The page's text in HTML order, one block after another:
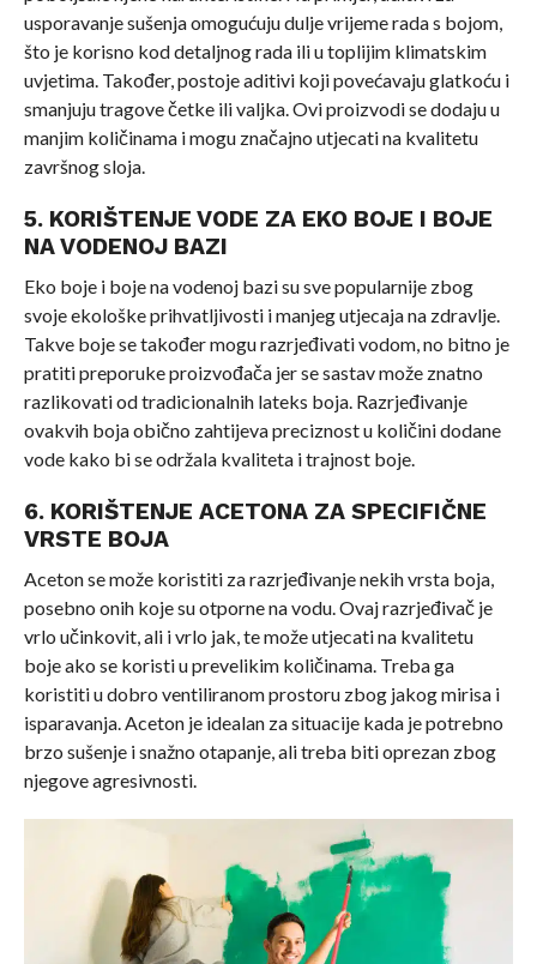
usporavanje sušenja omogućuju dulje vrijeme rada s bojom,
što je korisno kod detaljnog rada ili u toplijim klimatskim
uvjetima. Također, postoje aditivi koji povećavaju glatkoću i
smanjuju tragove četke ili valjka. Ovi proizvodi se dodaju u
manjim količinama i mogu značajno utjecati na kvalitetu
završnog sloja.
5. KORIŠTENJE VODE ZA EKO BOJE I BOJE
NA VODENOJ BAZI
Eko boje i boje na vodenoj bazi su sve popularnije zbog
svoje ekološke prihvatljivosti i manjeg utjecaja na zdravlje.
Takve boje se također mogu razrjeđivati vodom, no bitno je
pratiti preporuke proizvođača jer se sastav može znatno
razlikovati od tradicionalnih lateks boja. Razrjeđivanje
ovakvih boja obično zahtijeva preciznost u količini dodane
vode kako bi se održala kvaliteta i trajnost boje.
6. KORIŠTENJE ACETONA ZA SPECIFIČNE
VRSTE BOJA
Aceton se može koristiti za razrjeđivanje nekih vrsta boja,
posebno onih koje su otporne na vodu. Ovaj razrjeđivač je
vrlo učinkovit, ali i vrlo jak, te može utjecati na kvalitetu
boje ako se koristi u prevelikim količinama. Treba ga
koristiti u dobro ventiliranom prostoru zbog jakog mirisa i
isparavanja. Aceton je idealan za situacije kada je potrebno
brzo sušenje i snažno otapanje, ali treba biti oprezan zbog
njegove agresivnosti.